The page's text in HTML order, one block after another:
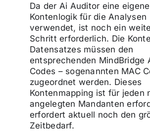
Da der Ai Auditor eine eigene
Kontenlogik für die Analysen
verwendet, ist noch ein
Schritt erforderlich. Die
Datensatzes müssen den
entsprechenden MindBridge
Codes – sogenannten MAC
zugeordnet werden. Dieses
Kontenmapping ist für jeden
angelegten Mandanten
erfordert aktuell noch den
Zeitbedarf.